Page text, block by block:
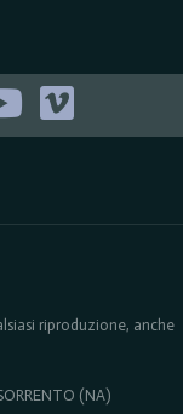
riproduzione, anche
(NA)